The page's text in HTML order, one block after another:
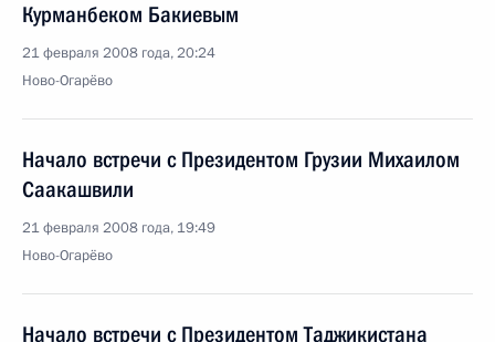
Курманбеком Бакиевым
21 февраля 2008 года, 20:24
Ново-Огарёво
Начало встречи с Президентом Грузии Михаилом
Саакашвили
21 февраля 2008 года, 19:49
Ново-Огарёво
Начало встречи с Президентом Таджикистана